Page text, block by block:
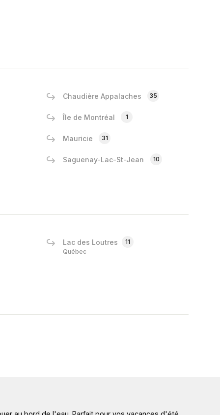
Chaudière Appalaches 35
Île de Montréal 1
Mauricie 31
Saguenay-Lac-St-Jean 10
Lac des Loutres
11
Québec